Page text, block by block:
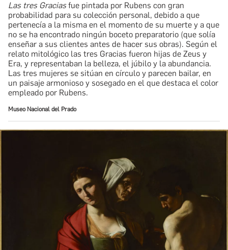
Las tres Graciasfue pintada por Rubens con gran
probabilidad para su colección personal, debido a que
pertenecía a la misma en el momento de su muerte y a que
no se ha encontrado ningún boceto preparatorio (que solía
enseñar a sus clientes antes de hacer sus obras). Según el
relato mitológico las tres Gracias fueron hijas de Zeus y
Era, y representaban la belleza, el júbilo y la abundancia.
Las tres mujeres se sitúan en círculo y parecen bailar, en
un paisaje armonioso y sosegado en el que destaca el color
empleado por Rubens.
Museo Nacional del Prado